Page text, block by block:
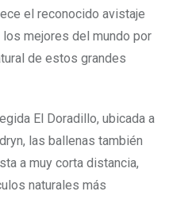
el reconocido avistaje
mejores del mundo por
de estos grandes
El Doradillo, ubicada a
las ballenas también
a muy corta distancia,
naturales más